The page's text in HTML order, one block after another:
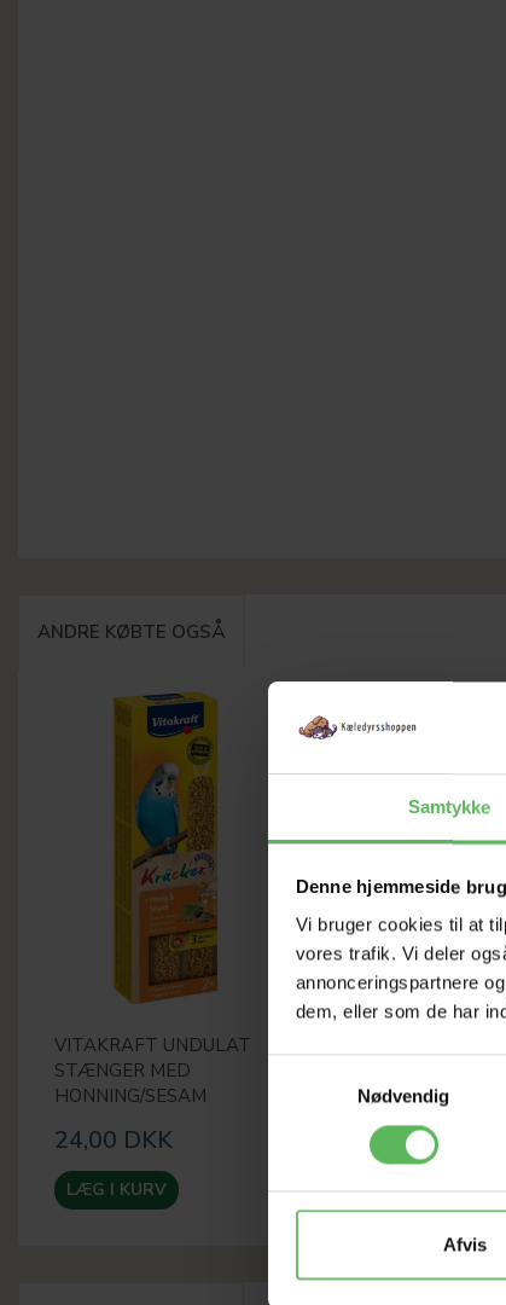
Samtykke
Denne hjemmeside
Vi bruger cookies til at
vores trafik. Vi deler
annonceringspartnere
dem, eller som de har
Nødvendig
Afvis
ANDRE KØBTE OGSÅ
VITAKRAFT UNDULAT
STÆNGER MED
HONNING/SESAM
24,00 DKK
LÆG I KURV
39,00 DKK
LÆG I KURV